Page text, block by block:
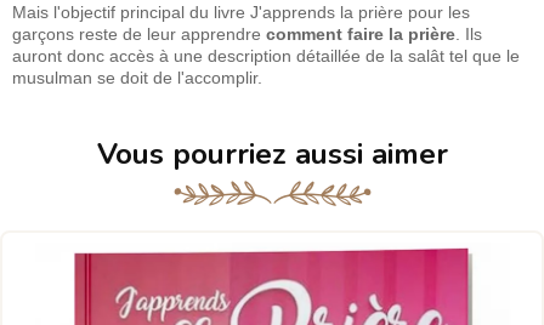
Mais l'objectif principal du livre J'apprends la prière pour les
garçons reste de leur apprendre comment faire la prière . Ils
auront donc accès à une description détaillée de la salât tel que le
musulman se doit de l'accomplir.
Vous pourriez aussi aimer